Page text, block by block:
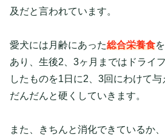
及だと言われています。
愛犬には月齢にあった総合栄養食
あり、生後2、3ヶ月まではドライ
したものを1日に2、3回にわけて
だんだんと硬くしていきます。
また、きちんと消化できているか